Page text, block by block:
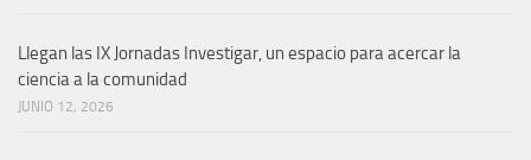
Llegan las IX Jornadas Investigar, un espacio para acercar la
ciencia a la comunidad
JUNIO 12, 2026